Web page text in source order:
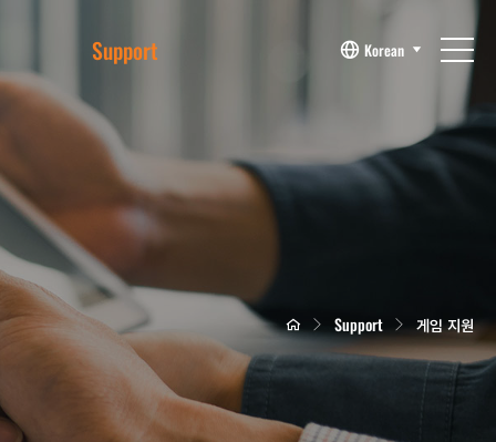
Support
게임 지원
매뉴얼
리플렛
자주 묻는 질문
고객문의
문의확인
Korean
Support 게임 지원